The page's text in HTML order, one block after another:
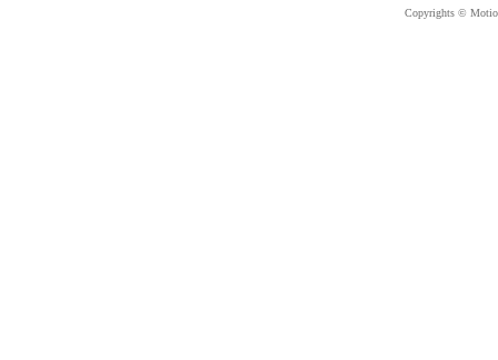
Copyrights ©